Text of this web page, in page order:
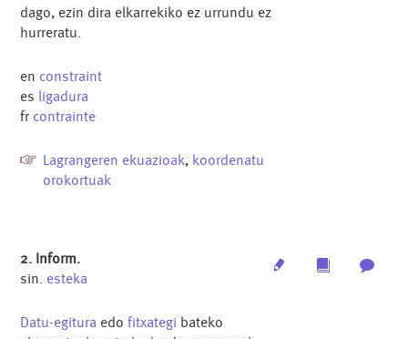
dago, ezin dira elkarrekiko ez urrundu ez
hurreratu.
en constraint
es ligadura
fr contrainte
Lagrangeren ekuazioak, koordenatu
orokortuak
Multimedia
2. Inform.
sin. esteka
Datu-egitura edofitxategi bateko